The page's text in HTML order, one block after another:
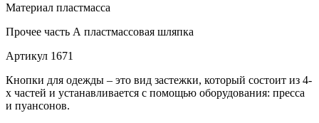
Материал пластмасса
Прочее часть А пластмассовая шляпка
Артикул 1671
Кнопки для одежды – это вид застежки, который состоит из 4-
х частей и устанавливается с помощью оборудования: пресса
и пуансонов.